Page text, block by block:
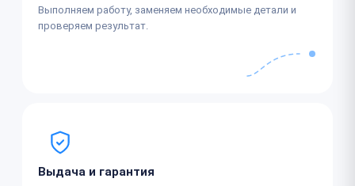
Выполняем работу, заменяем необходимые детали и
проверяем результат.
Выдача и гарантия